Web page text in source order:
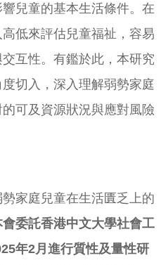
響兒童的基本生活條件。在
低來評估兒童福祉，容易
互性。有鑑於此，本研究
切入，深入理解弱勢家庭
可及資源狀況與應對風險
家庭兒童在生活匱乏上的
會委託香港中文大學社會工
年2月進行質性及量性研